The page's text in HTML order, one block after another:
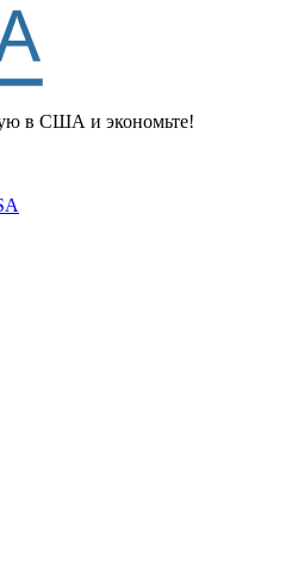
в США и экономьте!